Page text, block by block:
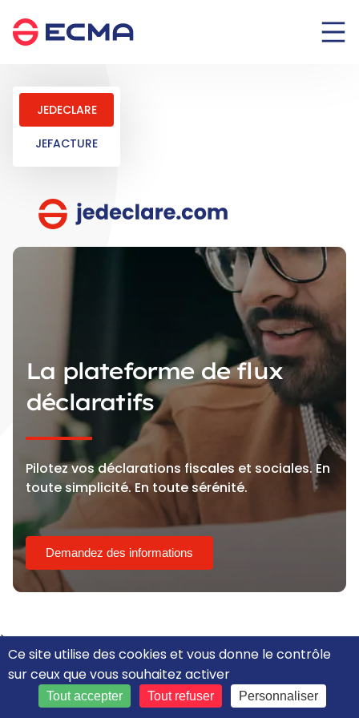
JEDECLARE
JEFACTURE
La plateforme de flux
déclaratifs
Pilotez vos déclarations fiscales et sociales. En
toute simplicité. En toute sérénité.
Demandez des informations
)
Ce site utilise des cookies et vous donne le contrôle
sur ceux que vous souhaitez activer
Tout accepter Tout refuser Personnaliser